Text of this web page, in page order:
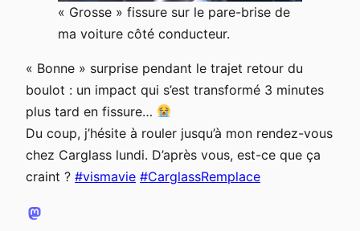
« Grosse » fissure sur le pare-brise de
ma voiture côté conducteur.
« Bonne » surprise pendant le trajet retour du
boulot : un impact qui s’est transformé 3 minutes
plus tard en fissure…
Du coup, j’hésite à rouler jusqu’à mon rendez-vous
chez Carglass lundi. D’après vous, est-ce que ça
craint ? #vismavie #CarglassRemplace